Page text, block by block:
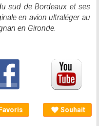
sud de Bordeaux et ses
en avion ultraléger au
en Gironde.
Favoris Souhait